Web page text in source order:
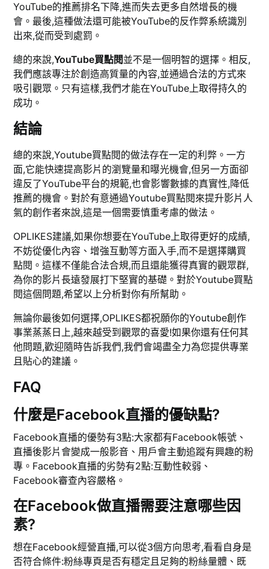
YouTube的推薦排名下降,進而失去更多自然增長的機
會。最後,這種做法還可能被YouTube的反作弊系統識別
出來,從而受到處罰。
總的來說,YouTube買點閱並不是一個明智的選擇。相反,
我們應該專注於創造高質量的內容,並通過合法的方式來
吸引觀眾。只有這樣,我們才能在YouTube上取得持久的
成功。
結論
總的來說,Youtube買點閱的做法存在一定的利弊。一方
面,它能快速提高影片的瀏覽量和曝光機會,但另一方面卻
違反了YouTube平台的規範,也會影響數據的真實性,降低
推薦的機會。對於有意通過Youtube買點閱來提升影片人
氣的創作者來說,這是一個需要慎重考慮的做法。
OPLIKES建議,如果你想要在YouTube上取得更好的成績,
不妨從優化內容、增強互動等方面入手,而不是選擇購買
點閱。這樣不僅能合法合規,而且還能獲得真實的觀眾群,
為你的影片長遠發展打下堅實的基礎。對於Youtube買點
閱這個問題,希望以上分析對你有所幫助。
無論你最後如何選擇,OPLIKES都祝願你的Youtube創作
事業蒸蒸日上,越來越受到觀眾的喜愛!如果你還有任何其
他問題,歡迎隨時告訴我們,我們會竭盡全力為您提供專業
且貼心的建議。
FAQ
什麼是Facebook直播的優缺點?
Facebook直播的優勢有3點:大家都有Facebook帳號、
直播後影片會變成一般影音、用戶會主動追蹤有興趣的粉
專。Facebook直播的劣勢有2點:互動性較弱、
Facebook審查內容嚴格。
在Facebook做直播需要注意哪些因
素?
想在Facebook經營直播,可以從3個方向思考,看看自身是
否符合條件:粉絲專頁是否有穩定且足夠的粉絲量體、既